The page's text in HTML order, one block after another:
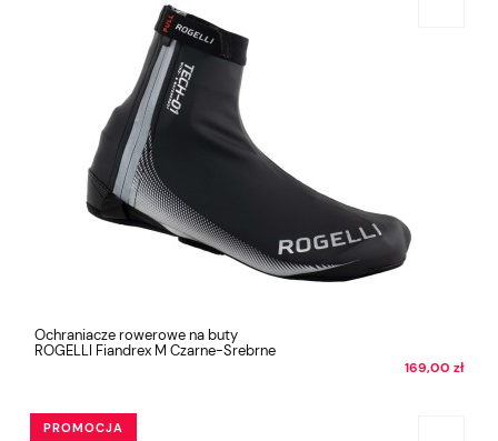
Ochraniacze rowerowe na buty
ROGELLI Fiandrex M Czarne-Srebrne
169,00 zł
PROMOCJA